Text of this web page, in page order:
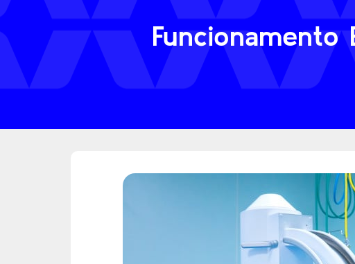
Funcionamento